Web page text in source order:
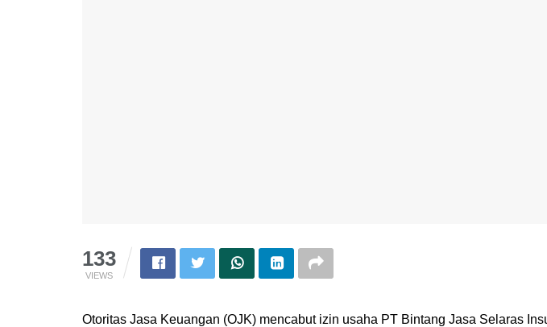
133
VIEWS
Otoritas Jasa Keuangan (OJK) mencabut izin usaha PT Bintang Jasa Selaras